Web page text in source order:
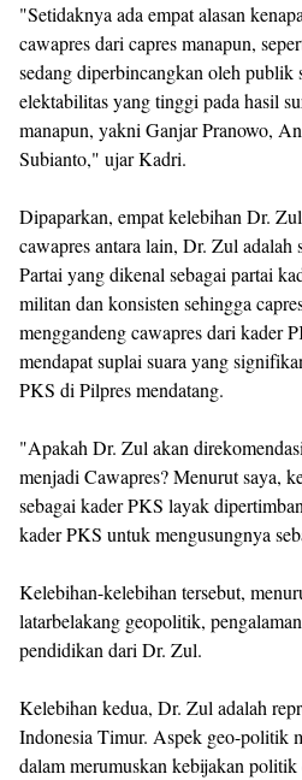
"Setidaknya ada empat alasan
cawapres dari capres manapun,
sedang diperbincangkan oleh publik
elektabilitas yang tinggi pada hasil
manapun, yakni Ganjar Pranowo,
Subianto," ujar Kadri.
Dipaparkan, empat kelebihan Dr.
cawapres antara lain, Dr. Zul adalah
Partai yang dikenal sebagai partai
militan dan konsisten sehingga
menggandeng cawapres dari kader
mendapat suplai suara yang
PKS di Pilpres mendatang.
"Apakah Dr. Zul akan
menjadi Cawapres? Menurut saya,
sebagai kader PKS layak
kader PKS untuk mengusungnya
Kelebihan-kelebihan tersebut,
latarbelakang geopolitik,
pendidikan dari Dr. Zul.
Kelebihan kedua, Dr. Zul adalah
Indonesia Timur. Aspek geo-politik
dalam merumuskan kebijakan